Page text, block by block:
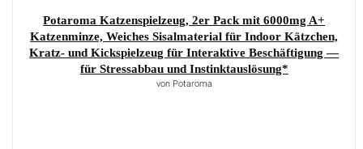
Potaroma Katzenspielzeug, 2er Pack mit 6000mg A+
Katzenminze, Weiches Sisalmaterial für Indoor Kätzchen,
Kratz- und Kickspielzeug für Interaktive Beschäftigung —
für Stressabbau und Instinktauslösung*
von Potaroma